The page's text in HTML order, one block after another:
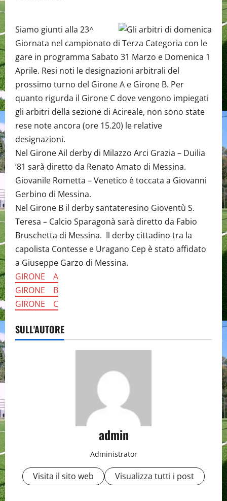
Siamo giunti alla 23^
Giornata nel campionato di Terza Categoria con le
gare in programma Sabato 31 Marzo e Domenica 1
Aprile. Resi noti le designazioni arbitrali del
prossimo turno del Girone A e Girone B. Per
quanto rigurda il Girone C dove vengono impiegati
gli arbitri della sezione di Acireale, non sono state
rese note ancora (ore 15.20) le relative
designazioni.
Nel Girone Ail derby di Milazzo Arci Grazia – Duilia
’81 sarà diretto da Renato Amato di Messina.
Giovanile Rometta – Venetico è toccata a Giovanni
Gerbino di Messina.
Nel Girone B il derby santateresino Gioventù S.
Teresa – Calcio Sparagonà sarà diretto da Fabio
Bruschetta di Messina. Il derby cittadino tra la
capolista Contesse e Uragano Cep è stato affidato
a Giuseppe Garzo di Messina.
GIRONE A
GIRONE B
GIRONE C
SULL'AUTORE
admin
Administrator
Visita il sito web Visualizza tutti i post